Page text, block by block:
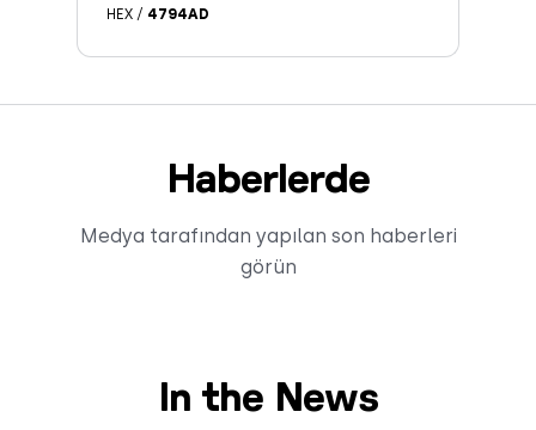
HEX / 4794AD
Haberlerde
Medya tarafından yapılan son haberleri
görün
In the News